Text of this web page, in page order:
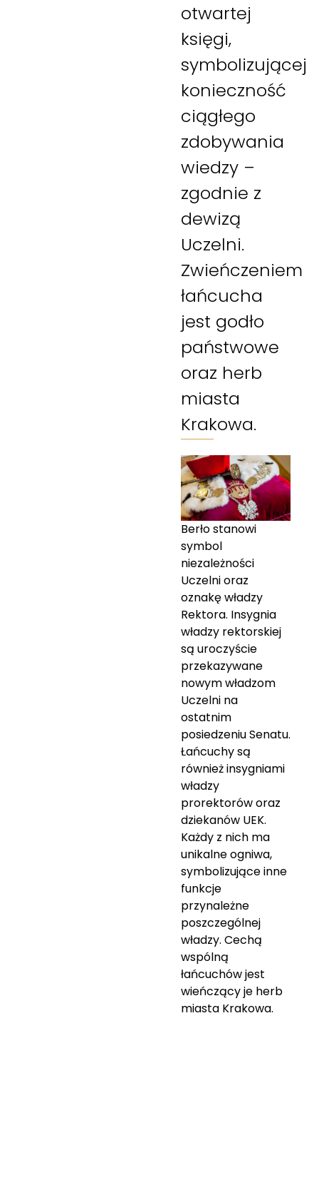
otwartej
księgi,
symbolizującej
konieczność
ciągłego
zdobywania
wiedzy –
zgodnie z
dewizą
Uczelni.
Zwieńczeniem
łańcucha
jest godło
państwowe
oraz herb
miasta
Krakowa.
Berło stanowi
symbol
niezależności
Uczelni oraz
oznakę władzy
Rektora. Insygnia
władzy rektorskiej
są uroczyście
przekazywane
nowym władzom
Uczelni na
ostatnim
posiedzeniu Senatu.
Łańcuchy są
również insygniami
władzy
prorektorów oraz
dziekanów UEK.
Każdy z nich ma
unikalne ogniwa,
symbolizujące inne
funkcje
przynależne
poszczególnej
władzy. Cechą
wspólną
łańcuchów jest
wieńczący je herb
miasta Krakowa.